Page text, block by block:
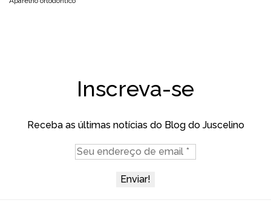
Inscreva-se
Receba as últimas notícias do Blog do Juscelino